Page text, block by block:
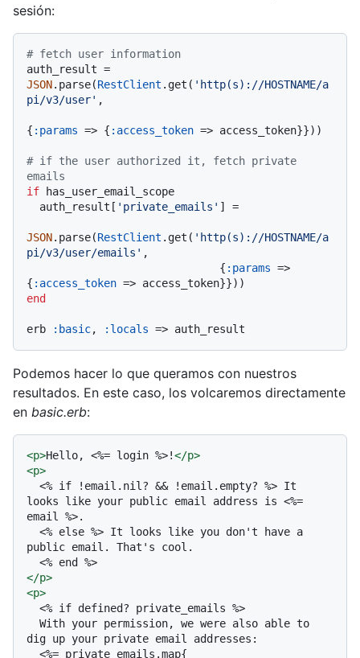
sesión:
# fetch user information
JSON.parse(RestClient .get( 'http(s)://HOSTNAME/a
pi/v3/user' ,
{ :params => { :access_token => access_token}}))
# if the user authorized it, fetch private
emails
if has_user_email_scope
  auth_result[
'private_emails' ] =
JSON.parse(RestClient .get( 'http(s)://HOSTNAME/a
pi/v3/user/emails' ,
                              {
:params =>
{ :access_token
end
erb :basic, :locals
Podemos hacer lo que queramos con nuestros
resultados. En este caso, los volcaremos directamente
en basic.erb:
<p>Hello, <%= login %>!</p>
<p>
looks like your public email address is <%=
email %>.
public email. That's cool.
</p>
<p>
dig up your private email addresses: